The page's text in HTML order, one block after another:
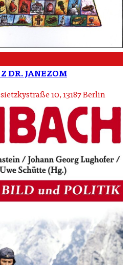
DR. JANEZOM
10, 13187 Berlin